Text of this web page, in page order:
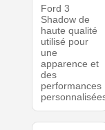
Ford 3
Shadow de
haute qualité
utilisé pour
une
apparence et
des
performances